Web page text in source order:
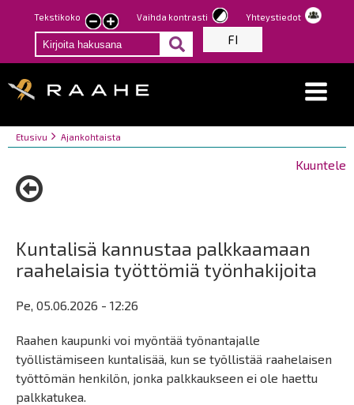
Hyppää
pääsisältöön
Tekstikoko
Pienennä
tekstin
kokoa
Suurenna
tekstin
kokoa
Vaihda kontrasti Yhteystiedot
FI
Breadcrumbs
You
here:
Etusivu Ajankohtaista
Kuuntele
Kuntalisä kannustaa palkkaamaan
raahelaisia työttömiä työnhakijoita
Pe, 05.06.2026 - 12:26
Raahen kaupunki voi myöntää työnantajalle
työllistämiseen kuntalisää, kun se työllistää raahelaisen
työttömän henkilön, jonka palkkaukseen ei ole haettu
palkkatukea.